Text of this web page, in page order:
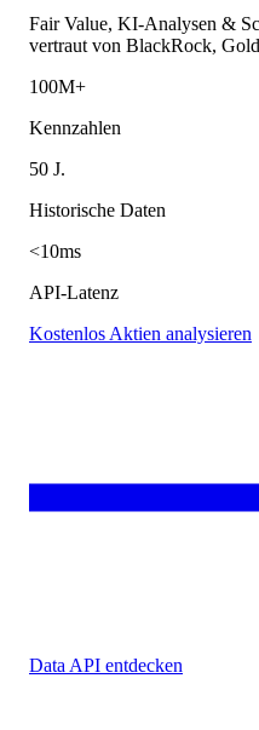
Fair Value, KI-Analysen &
vertraut von BlackRock,
100M+
Kennzahlen
50 J.
Historische Daten
<10ms
API-Latenz
Kostenlos Aktien analysieren
Data API entdecken